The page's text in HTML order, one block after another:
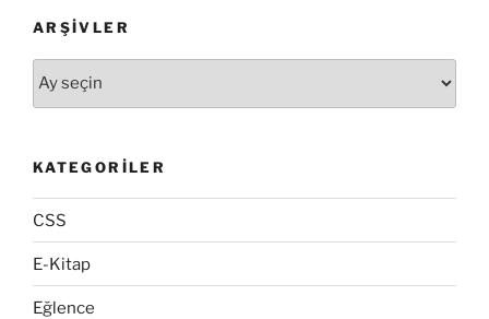
ARŞIVLER
KATEGORILER
CSS
E-Kitap
Eğlence